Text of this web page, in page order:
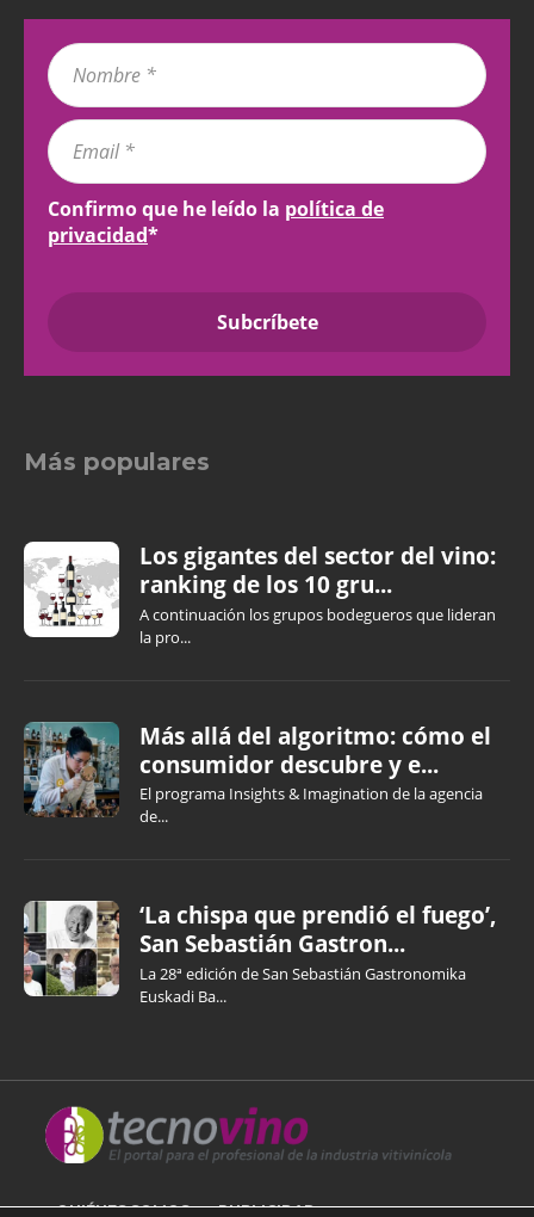
Confirmo que he leído la política de
privacidad*
Más populares
Los gigantes del sector del vino:
ranking de los 10 gru...
A continuación los grupos bodegueros que lideran
la pro...
Más allá del algoritmo: cómo el
consumidor descubre y e...
El programa Insights & Imagination de la agencia
de...
‘La chispa que prendió el fuego’,
San Sebastián Gastron...
La 28ª edición de San Sebastián Gastronomika
Euskadi Ba...
QUIÉNES SOMOS PUBLICIDAD